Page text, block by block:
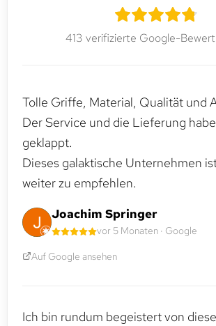
413 verifizierte Google-
Tolle Griffe, Material, Qualität und
Der Service und die Lieferung
geklappt.
Dieses galaktische Unternehmen
weiter zu empfehlen.
Joachim Springer
vor 5 Monaten · Google
Auf Google ansehen
Ich bin rundum begeistert von